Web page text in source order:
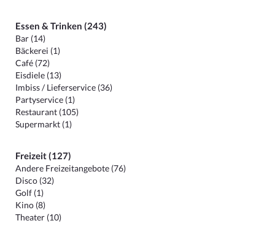
Essen & Trinken (243)
Bar (14)
Bäckerei (1)
Café (72)
Eisdiele (13)
Imbiss / Lieferservice (36)
Partyservice (1)
Restaurant (105)
Supermarkt (1)
Freizeit (127)
Andere Freizeitangebote (76)
Disco (32)
Golf (1)
Kino (8)
Theater (10)